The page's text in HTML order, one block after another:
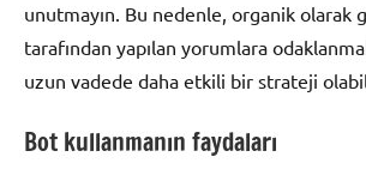
unutmayın. Bu nedenle, organik olarak
tarafından yapılan yorumlara
uzun vadede daha etkili bir strateji
Bot kullanmanın faydaları